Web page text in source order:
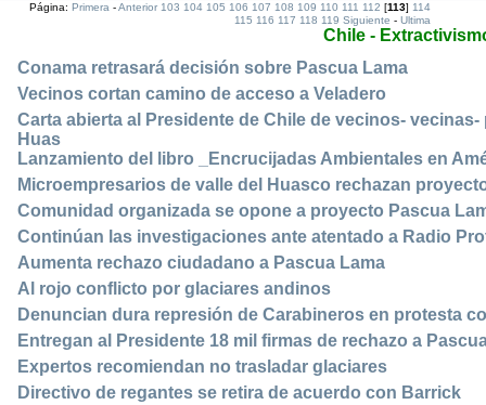
Página:Primera -Anterior 103 104 105 106 107 108 109 110 111 112 [113]114
115 116 117 118 119 Siguiente -Ultima
Chile -
Conama retrasará decisión sobre Pascua Lama
Vecinos cortan camino de acceso a Veladero
Carta abierta al Presidente de Chile de vecinos-
Huas
Lanzamiento del libro _Encrucijadas Ambientales en
Microempresarios de valle del Huasco rechazan
Comunidad organizada se opone a proyecto Pascua
Continúan las investigaciones ante atentado a Radio
Aumenta rechazo ciudadano a Pascua Lama
Al rojo conflicto por glaciares andinos
Denuncian dura represión de Carabineros en protesta
Entregan al Presidente 18 mil firmas de rechazo a
Expertos recomiendan no trasladar glaciares
Directivo de regantes se retira de acuerdo con Barrick